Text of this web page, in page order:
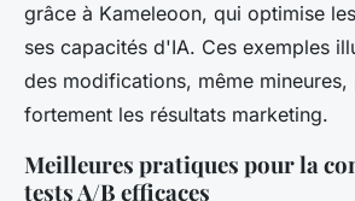
grâce à Kameleoon, qui optimise
ses capacités d'IA. Ces exemples
des modifications, même
fortement les résultats marketing.
Meilleures pratiques pour la
tests A/B efficaces